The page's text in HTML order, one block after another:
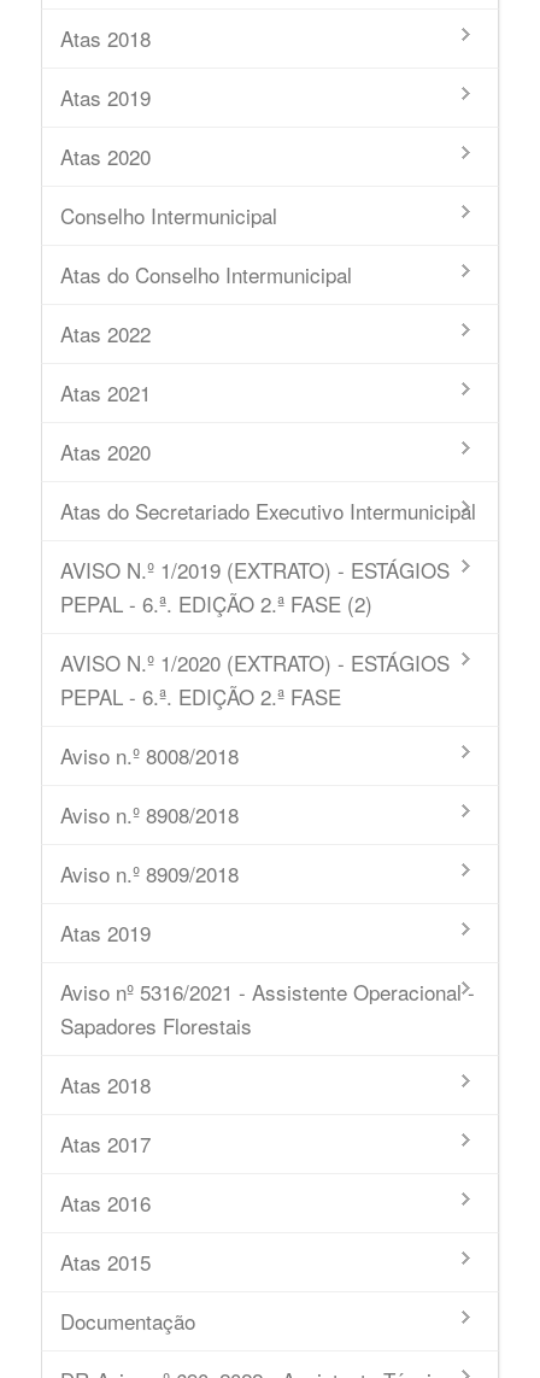
Atas 2018
Atas 2019
Atas 2020
Conselho Intermunicipal
Atas do Conselho Intermunicipal
Atas 2022
Atas 2021
Atas 2020
Atas do Secretariado Executivo Intermunicipal
AVISO N.º 1/2019 (EXTRATO) - ESTÁGIOS
PEPAL - 6.ª. EDIÇÃO 2.ª FASE (2)
AVISO N.º 1/2020 (EXTRATO) - ESTÁGIOS
PEPAL - 6.ª. EDIÇÃO 2.ª FASE
Aviso n.º 8008/2018
Aviso n.º 8908/2018
Aviso n.º 8909/2018
Atas 2019
Aviso nº 5316/2021 - Assistente Operacional -
Sapadores Florestais
Atas 2018
Atas 2017
Atas 2016
Atas 2015
Documentação